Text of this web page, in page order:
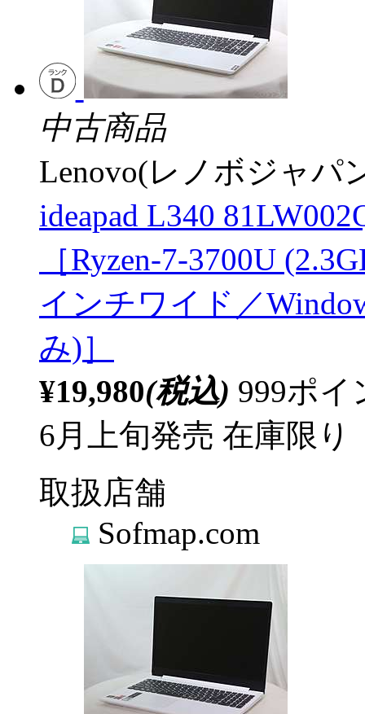
中古商品
Lenovo(レノボジャパ
ideapad L340
［Ryzen-7-3700U
インチワイド／
み)］
¥19,980(税込) 999ポ
6月上旬発売 在庫限り
取扱店舗
Sofmap.com